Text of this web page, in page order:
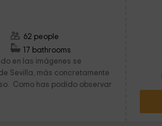
62 people
17 bathrooms
en las imágenes se
Sevilla, más concretamente
Como has podido observar